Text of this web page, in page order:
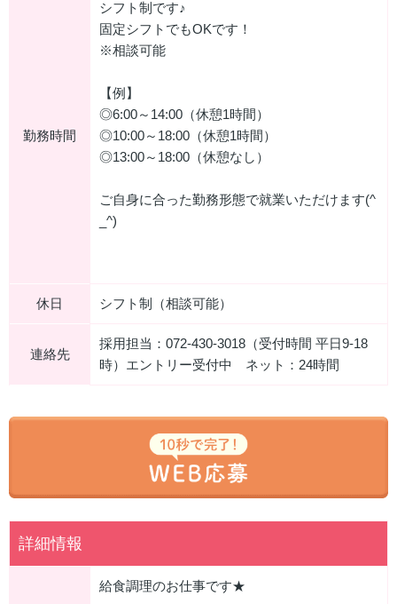
勤務時間
シフト制です♪
固定シフトでもOKです！
※相談可能
【例】
◎6:00～14:00（休憩1時間）
◎10:00～18:00（休憩1時間）
◎13:00～18:00（休憩なし）
ご自身に合った勤務形態で就業いただけます(^
_^)
休日 シフト制（相談可能）
連絡先
採用担当：072-430-3018（受付時間 平日9-18
時）エントリー受付中 ネット：24時間
詳細情報
給食調理のお仕事です★